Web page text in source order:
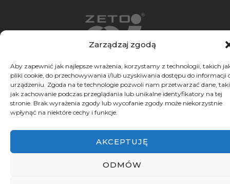
Zarządzaj zgodą
Aby zapewnić jak najlepsze wrażenia, korzystamy z technologii, takich
pliki cookie, do przechowywania i/lub uzyskiwania dostępu do informacji
urządzeniu. Zgoda na te technologie pozwoli nam przetwarzać dane,
jak zachowanie podczas przeglądania lub unikalne identyfikatory na tej
stronie. Brak wyrażenia zgody lub wycofanie zgody może niekorzystnie
wpłynąć na niektóre cechy i funkcje.
AKCEPTUJĘ
ODMÓW
o.o.
Dostawcą TV w firmie jest SGT S.A.